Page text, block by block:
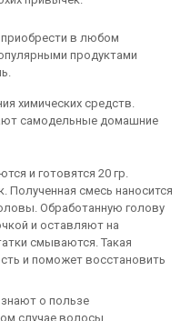
в любом
продуктами
химических средств.
самодельные домашние
и готовятся 20 гр.
Полученная смесь наносится
Обработанную голову
и оставляют на
смываются. Такая
и поможет восстановить
о пользе
случае волосы